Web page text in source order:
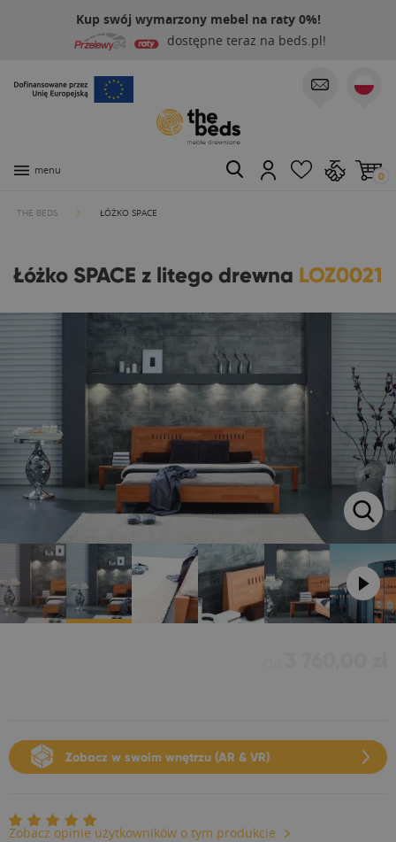
Kup swój wymarzony mebel na raty 0%!
dostępne teraz na beds.pl!
menu 0
THE BEDS ŁÓŻKO SPACE
Łóżko SPACE z litego drewna LOZ0021
Zobacz w swoim wnętrzu (AR & VR)
Zobacz opinie użytkowników o tym produkcie